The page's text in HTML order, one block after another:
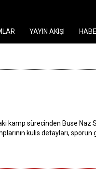
YAYIN AKIŞI
kamp sürecinden Buse Naz
kulis detayları,